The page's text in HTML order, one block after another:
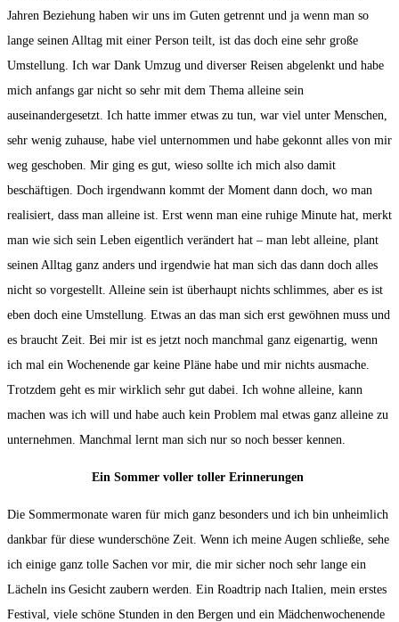
Jahren Beziehung haben wir uns im Guten getrennt und ja wenn man so
lange seinen Alltag mit einer Person teilt, ist das doch eine sehr große
Umstellung. Ich war Dank Umzug und diverser Reisen abgelenkt und habe
mich anfangs gar nicht so sehr mit dem Thema alleine sein
auseinandergesetzt. Ich hatte immer etwas zu tun, war viel unter Menschen,
sehr wenig zuhause, habe viel unternommen und habe gekonnt alles von mir
weg geschoben. Mir ging es gut, wieso sollte ich mich also damit
beschäftigen. Doch irgendwann kommt der Moment dann doch, wo man
realisiert, dass man alleine ist. Erst wenn man eine ruhige Minute hat, merkt
man wie sich sein Leben eigentlich verändert hat – man lebt alleine, plant
seinen Alltag ganz anders und irgendwie hat man sich das dann doch alles
nicht so vorgestellt. Alleine sein ist überhaupt nichts schlimmes, aber es ist
eben doch eine Umstellung. Etwas an das man sich erst gewöhnen muss und
es braucht Zeit. Bei mir ist es jetzt noch manchmal ganz eigenartig, wenn
ich mal ein Wochenende gar keine Pläne habe und mir nichts ausmache.
Trotzdem geht es mir wirklich sehr gut dabei. Ich wohne alleine, kann
machen was ich will und habe auch kein Problem mal etwas ganz alleine zu
unternehmen. Manchmal lernt man sich nur so noch besser kennen.
Ein Sommer voller toller Erinnerungen
Die Sommermonate waren für mich ganz besonders und ich bin unheimlich
dankbar für diese wunderschöne Zeit. Wenn ich meine Augen schließe, sehe
ich einige ganz tolle Sachen vor mir, die mir sicher noch sehr lange ein
Lächeln ins Gesicht zaubern werden. Ein Roadtrip nach Italien, mein erstes
Festival, viele schöne Stunden in den Bergen und ein Mädchenwochenende